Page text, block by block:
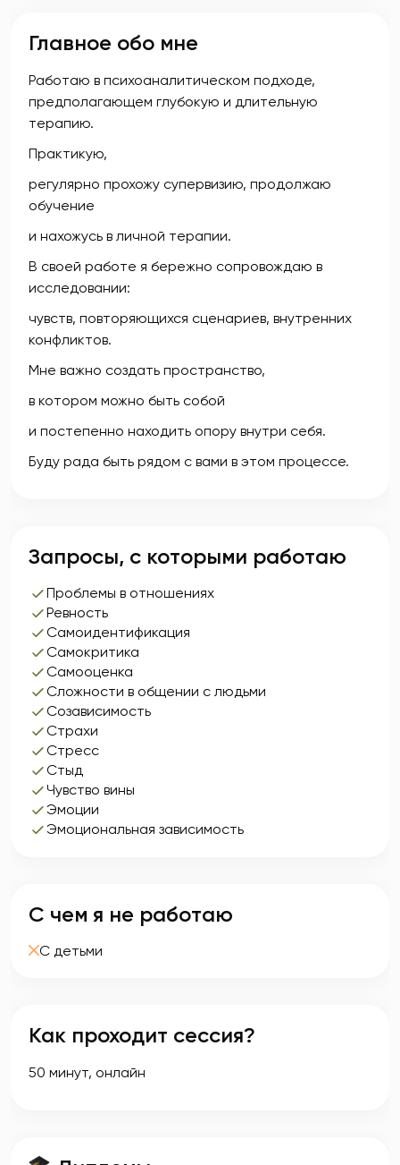
Главное обо мне
Работаю в психоаналитическом подходе,
предполагающем глубокую и длительную
терапию.
Практикую,
регулярно прохожу супервизию, продолжаю
обучение
и нахожусь в личной терапии.
В своей работе я бережно сопровождаю в
исследовании:
чувств, повторяющихся сценариев, внутренних
конфликтов.
Мне важно создать пространство,
в котором можно быть собой
и постепенно находить опору внутри себя.
Буду рада быть рядом с вами в этом процессе.
Запросы, с которыми работаю
Проблемы в отношениях
Ревность
Самоидентификация
Самокритика
Самооценка
Сложности в общении с людьми
Созависимость
Страхи
Стресс
Стыд
Чувство вины
Эмоции
Эмоциональная зависимость
С чем я не работаю
С детьми
Как проходит сессия?
50 минут, онлайн